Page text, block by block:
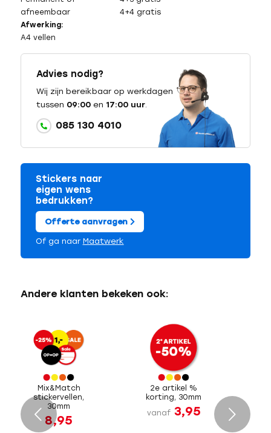
afneembaar
Afwerking:
A4 vellen
4+4 gratis
Advies nodig?
Wij zijn bereikbaar op werkdagen
tussen 09:00en 17:00 uur.
085 130 4010
Stickers naar
eigen wens
bedrukken?
Offerte aanvragen
Of ga naar Maatwerk
Andere klanten bekeken ook:
Mix&Match
stickervellen,
30mm
8,95
2e artikel %
korting, 30mm
vanaf 3,95
Volgende